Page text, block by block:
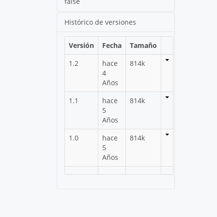
Histórico de versiones
Versión Fecha
Tamaño
1.2
hace
4
Años
814k
1.1
hace
5
Años
814k
1.0
hace
5
Años
814k